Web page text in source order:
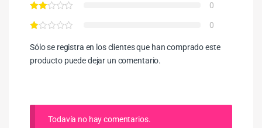
0
0
Sólo se registra en los clientes que han comprado este
producto puede dejar un comentario.
Todavía no hay comentarios.